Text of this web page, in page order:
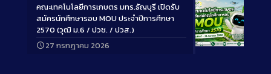
Long
คณะเทคโนโลยีการเกษตร มทร.ธัญบุรี เปิดรับ
สมัครนักศึกษารอบ MOU ประจำปีการศึกษา
2570 (วุฒิ ม.6 / ปวช. / ปวส.)
27 กรกฎาคม 2026